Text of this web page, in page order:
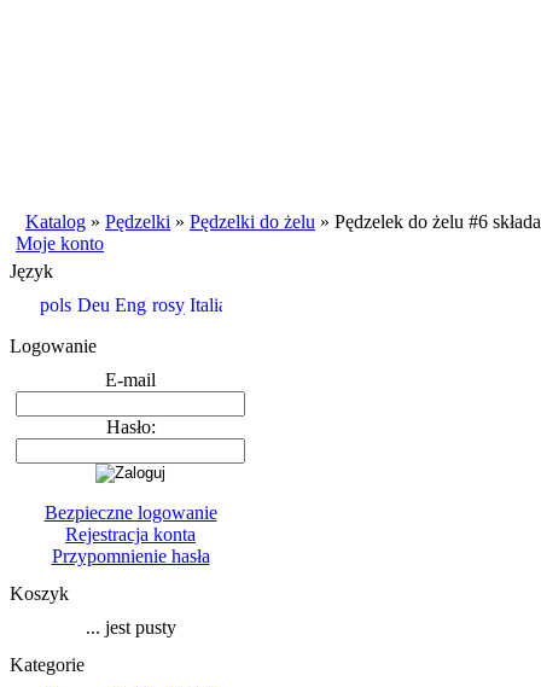
Katalog » Pędzelki » Pędzelki do żelu » Pędzelek do żelu #6
Moje konto
Język
Logowanie
E-mail
Hasło:
Bezpieczne logowanie
Rejestracja konta
Przypomnienie hasła
Koszyk
... jest pusty
Kategorie